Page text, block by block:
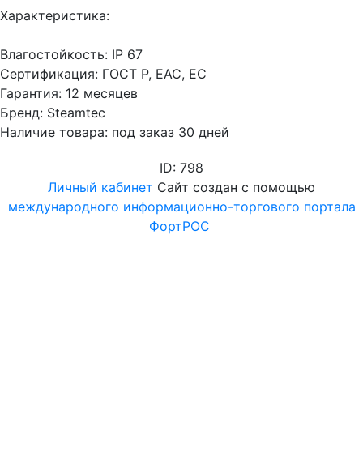
Характеристика:
Влагостойкость: IP 67
Сертификация: ГОСТ Р, EAC, EC
Гарантия: 12 месяцев
Бренд: Steamtec
Наличие товара: под заказ 30 дней
ID: 798
Личный кабинет Сайт создан с помощью
международного информационно-торгового портала
ФортРОС